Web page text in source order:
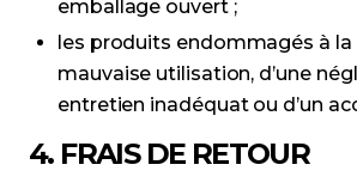
emballage ouvert ;
les produits endommagés à la
mauvaise utilisation, d’une
entretien inadéquat ou d’un
4. FRAIS DE RETOUR